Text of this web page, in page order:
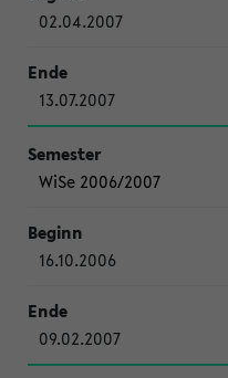
02.04.2007
13.07.2007
WiSe 2006/2007
16.10.2006
09.02.2007